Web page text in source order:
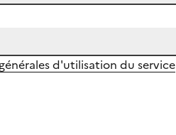
d'utilisation du service